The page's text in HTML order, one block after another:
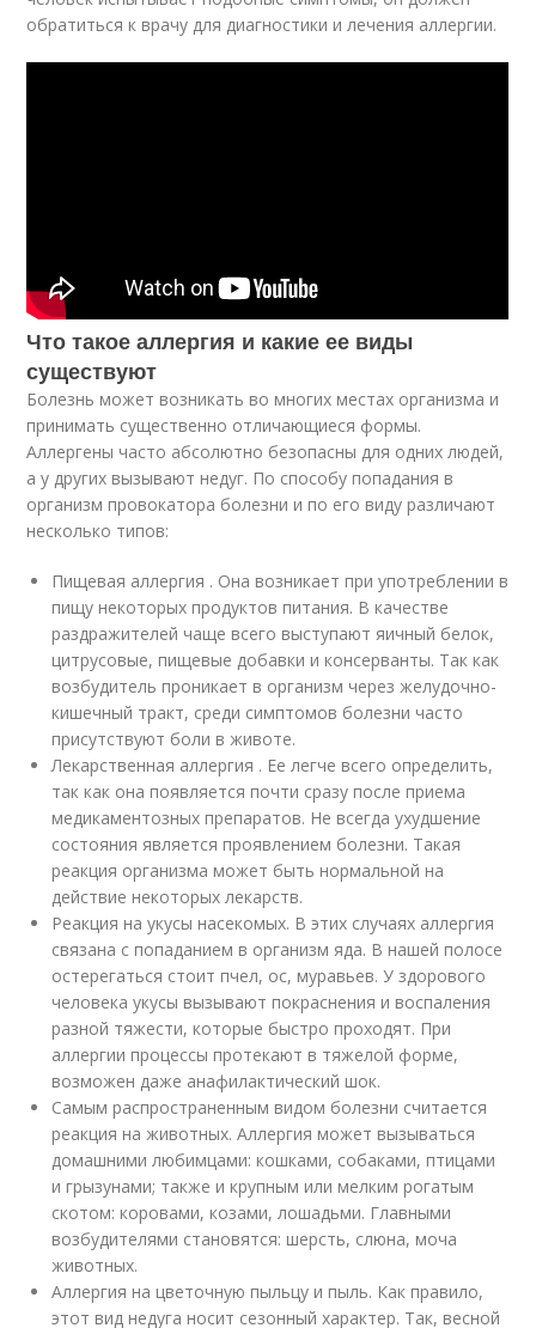
обратиться к врачу для диагностики и лечения аллергии.
Что такое аллергия и какие ее виды
существуют
Болезнь может возникать во многих местах организма и
принимать существенно отличающиеся формы.
Аллергены часто абсолютно безопасны для одних людей,
а у других вызывают недуг. По способу попадания в
организм провокатора болезни и по его виду различают
несколько типов:
Пищевая аллергия . Она возникает при употреблении в
пищу некоторых продуктов питания. В качестве
раздражителей чаще всего выступают яичный белок,
цитрусовые, пищевые добавки и консерванты. Так как
возбудитель проникает в организм через желудочно-
кишечный тракт, среди симптомов болезни часто
присутствуют боли в животе.
Лекарственная аллергия . Ее легче всего определить,
так как она появляется почти сразу после приема
медикаментозных препаратов. Не всегда ухудшение
состояния является проявлением болезни. Такая
реакция организма может быть нормальной на
действие некоторых лекарств.
Реакция на укусы насекомых. В этих случаях аллергия
связана с попаданием в организм яда. В нашей полосе
остерегаться стоит пчел, ос, муравьев. У здорового
человека укусы вызывают покраснения и воспаления
разной тяжести, которые быстро проходят. При
аллергии процессы протекают в тяжелой форме,
возможен даже анафилактический шок.
Самым распространенным видом болезни считается
реакция на животных. Аллергия может вызываться
домашними любимцами: кошками, собаками, птицами
и грызунами; также и крупным или мелким рогатым
скотом: коровами, козами, лошадьми. Главными
возбудителями становятся: шерсть, слюна, моча
животных.
Аллергия на цветочную пыльцу и пыль. Как правило,
этот вид недуга носит сезонный характер. Так, весной